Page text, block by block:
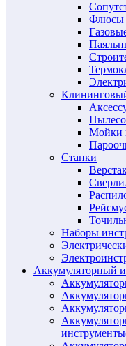
Флюсы
Мойки
Станки
Наборы
Аккумуляторный